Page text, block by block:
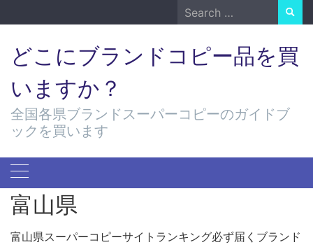
to
Search
for:
どこにブランドコピー品を買
いますか？
全国各県ブランドスーパーコピーのガイドブ
ックを買います
富山県
富山県スーパーコピーサイトランキング必ず届くブランド